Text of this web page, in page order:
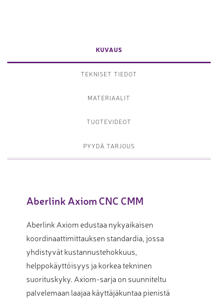
KUVAUS
TEKNISET TIEDOT
MATERIAALIT
TUOTEVIDEOT
PYYDÄ TARJOUS
Aberlink Axiom CNC CMM
Aberlink Axiom edustaa nykyaikaisen
koordinaattimittauksen standardia, jossa
yhdistyvät kustannustehokkuus,
helppokäyttöisyys ja korkea tekninen
suorituskyky. Axiom-sarja on suunniteltu
palvelemaan laajaa käyttäjäkuntaa pienistä